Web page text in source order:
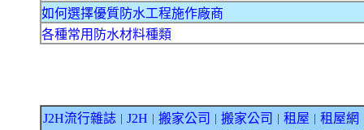
如何選擇優質防水工程施作廠商
各種常用防水材料種類
J2H流行雜誌 J2H 搬家公司 搬家公司 租屋 租屋網